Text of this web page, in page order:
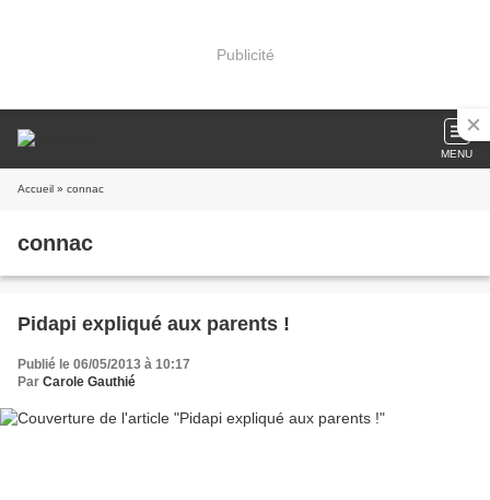
Publicité
MENU
Accueil » connac
connac
Pidapi expliqué aux parents !
Publié le 06/05/2013 à 10:17
Par Carole Gauthié